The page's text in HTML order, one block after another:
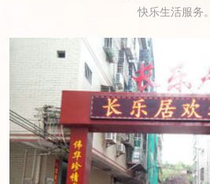
快乐生活服务。